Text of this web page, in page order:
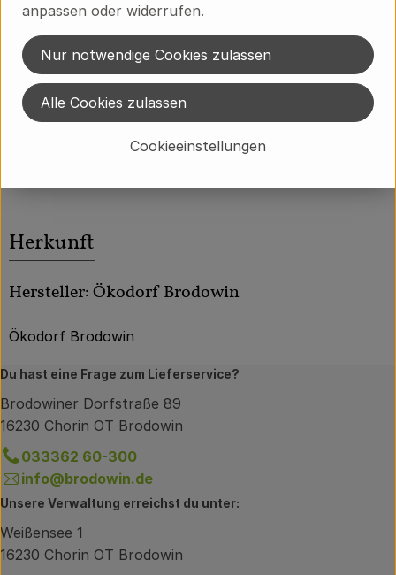
Produktinformationen
Zutaten
Produktdatenblatt
Herkunft
Hersteller: Ökodorf Brodowin
Ökodorf Brodowin
Du hast eine Frage zum Lieferservice?
Brodowiner Dorfstraße 89
16230 Chorin OT Brodowin
033362 60-300
info@brodowin.de
Unsere Verwaltung erreichst du unter:
Weißensee 1
16230 Chorin OT Brodowin
anpassen oder widerrufen.
Cookieeinstellungen
Nur notwendige Cookies zulassen
Alle Cookies zulassen